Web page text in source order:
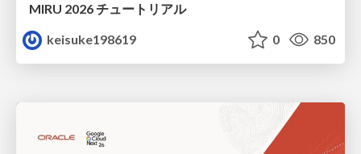
MIRU 2026 チュートリアル
keisuke198619
0 850